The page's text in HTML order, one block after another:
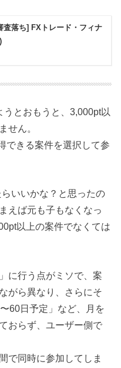
査落ち] FXトレード・フィナ
とおもうと、3,000pt以
せん。
できる案件を選択して参
いいかな？と思ったの
えば元も子もなくなっ
以上の案件でなくては
に行う点がミソで、案
がら異なり、さらにそ
60日予定」など、月を
おらず、ユーザー側で
で同時に参加してしま